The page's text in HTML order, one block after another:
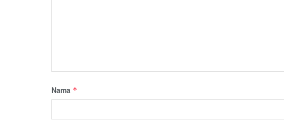
Nama *